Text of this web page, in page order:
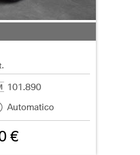
101.890
Automatico
€